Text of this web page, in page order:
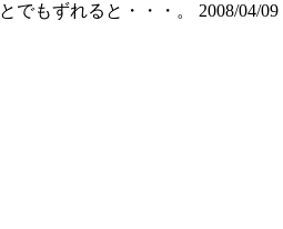
でもずれると・・・。
2008/04/